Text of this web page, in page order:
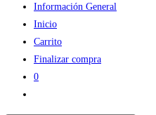
Información General
Inicio
Carrito
Finalizar compra
0